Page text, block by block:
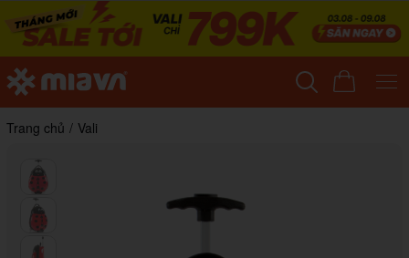
Trang chủ / Vali